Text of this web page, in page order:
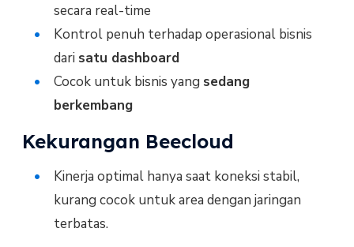
secara real-time
Kontrol penuh terhadap operasional bisnis
dari satu dashboard
Cocok untuk bisnis yang sedang
berkembang
Kekurangan Beecloud
Kinerja optimal hanya saat koneksi stabil,
kurang cocok untuk area dengan jaringan
terbatas.